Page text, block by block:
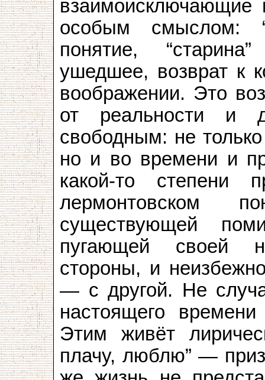
взаимоисключающие
особым смыслом:
понятие,
ушедшее, возврат к
воображении. Это
от реальности и
свободным: не
но и во времени и
какой-то степени
лермонтовском
существующей
пугающей своей
стороны, и
— с другой. Не
настоящего
Этим живёт
плачу, люблю” —